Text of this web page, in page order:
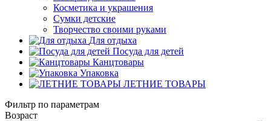
Косметика и украшения
Сумки детские
Творчество своими руками
Для отдыха
Посуда для детей
Канцтовары
Упаковка
ЛЕТНИЕ ТОВАРЫ
Фильтр по параметрам
Возраст